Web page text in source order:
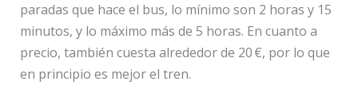
paradas que hace el bus, lo mínimo son 2 horas y 15
minutos, y lo máximo más de 5 horas. En cuanto a
precio, también cuesta alrededor de 20 €, por lo que
en principio es mejor el tren.